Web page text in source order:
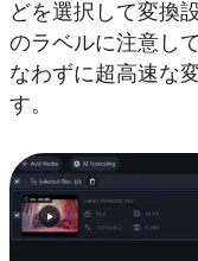
どを選択して変換
のラベルに注意し
なわずに超高速な
す。